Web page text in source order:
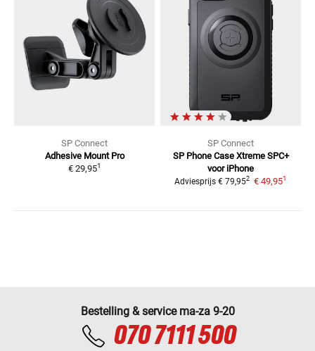
SP Connect
Adhesive Mount Pro
€ 29,951
SP Connect
SP Phone Case Xtreme SPC+
voor iPhone
Adviesprijs € 79,952 € 49,951
Bestelling & service ma-za 9-20
070 7111 500